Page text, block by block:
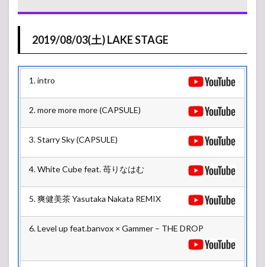
2019/08/03(土) LAKE STAGE
1. intro
2. more more more (CAPSULE)
3. Starry Sky (CAPSULE)
4. White Cube feat. 苺りなはむ
5. 爽健美茶 Yasutaka Nakata REMIX
6. Level up feat.banvox × Gammer – THE DROP